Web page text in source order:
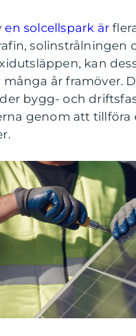
en solcellspark är
solinstrålningen
kan
år framöver.
bygg- och
genom att